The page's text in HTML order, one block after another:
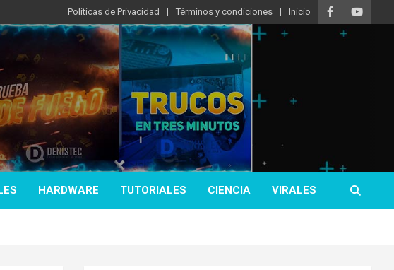
Politicas de Privacidad Términos y condiciones Inicio
HARDWARE TUTORIALES CIENCIA VIRALES